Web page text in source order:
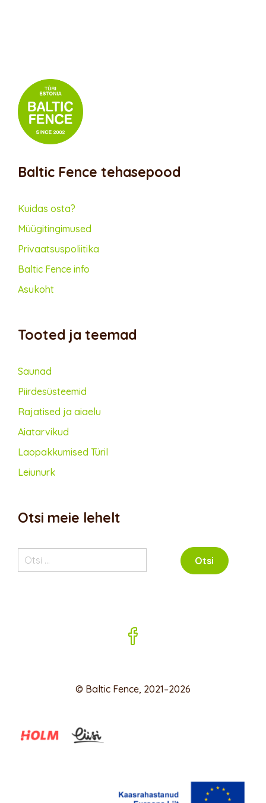
Baltic Fence tehasepood
Kuidas osta?
Müügitingimused
Privaatsus­poliitika
Baltic Fence info
Asukoht
Tooted ja teemad
Saunad
Piirdesüsteemid
Rajatised ja aiaelu
Aiatarvikud
Lao­pakkumised Türil
Leiunurk
Otsi meie lehelt
Otsi:
© Baltic Fence, 2021–2026